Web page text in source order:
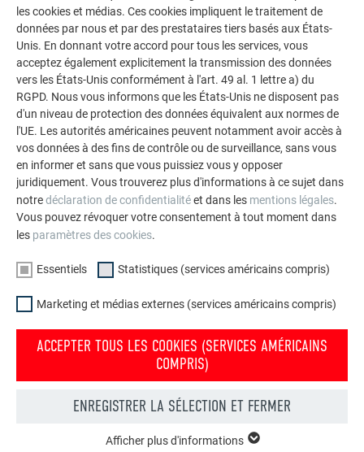
Les produits Siding, Siding.X et Siding perforé peuvent être
posés à l’horizontale, à la verticale et en diagonale.
Voici les facteurs importants à prendre en considération lors
les cookies et médias. Ces cookies impliquent le traitement de
données par nous et par des prestataires tiers basés aux États-
Unis. En donnant votre accord pour tous les services, vous
acceptez également explicitement la transmission des données
vers les États-Unis conformément à l'art. 49 al. 1 lettre a) du
RGPD. Nous vous informons que les États-Unis ne disposent pas
d'un niveau de protection des données équivalent aux normes de
l'UE. Les autorités américaines peuvent notamment avoir accès à
vos données à des fins de contrôle ou de surveillance, sans vous
en informer et sans que vous puissiez vous y opposer
juridiquement. Vous trouverez plus d'informations à ce sujet dans
notredéclaration de confidentialitéet dans les mentions légales.
Vous pouvez révoquer votre consentement à tout moment dans
les paramètres des cookies.
Essentiels Statistiques (services américains compris)
Marketing et médias externes (services américains compris)
ACCEPTER TOUS LES COOKIES (SERVICES AMÉRICAINS
COMPRIS)
ENREGISTRER LA SÉLECTION ET FERMER
Afficher plus d'informations